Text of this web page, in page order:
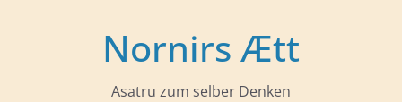
Nornirs Ætt
Asatru zum selber Denken